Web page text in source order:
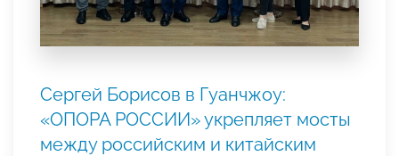
Сергей Борисов в Гуанчжоу:
«ОПОРА РОССИИ» укрепляет мосты
между российским и китайским